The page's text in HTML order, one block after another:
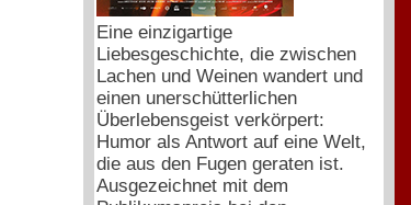
Eine einzigartige
Liebesgeschichte, die zwischen
Lachen und Weinen wandert und
einen unerschütterlichen
Überlebensgeist verkörpert:
Humor als Antwort auf eine Welt,
die aus den Fugen geraten ist.
Ausgezeichnet mit dem